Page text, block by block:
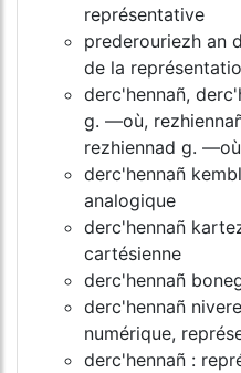
représentative
prederouriezh an
de la
derc'hennañ,
g. ―où,
rezhiennad g.
derc'hennañ
analogique
derc'hennañ
cartésienne
derc'hennañ
derc'hennañ
numérique,
derc'hennañ :